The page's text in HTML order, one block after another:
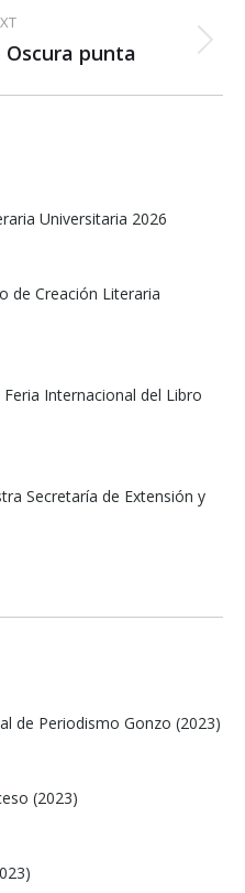
Oscura punta
Universitaria 2026
de Creación Literaria
Internacional del Libro
Secretaría de Extensión y
de Periodismo Gonzo (2023)
(2023)